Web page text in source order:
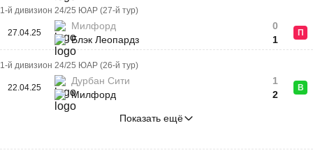
1-й дивизион 24/25 ЮАР (27-й тур)
27.04.25
Милфорд
Блэк Леопардз
0
1
П
1-й дивизион 24/25 ЮАР (26-й тур)
22.04.25
Дурбан Сити
Милфорд
1
2
В
Показать ещё